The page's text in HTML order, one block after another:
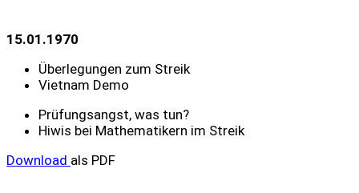
15.01.1970
Überlegungen zum Streik
Vietnam Demo
Prüfungsangst, was tun?
Hiwis bei Mathematikern im Streik
Download als PDF